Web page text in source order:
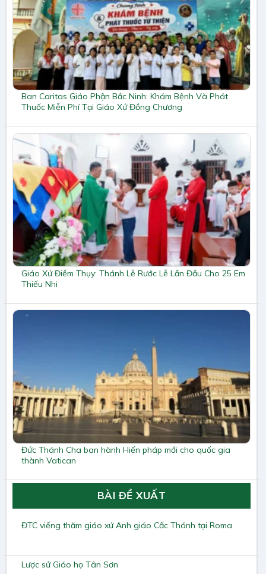
Ban Caritas Giáo Phận Bắc Ninh: Khám Bệnh Và Phát
Thuốc Miễn Phí Tại Giáo Xứ Đồng Chương
Giáo Xứ Điềm Thụy: Thánh Lễ Rước Lễ Lần Đầu Cho 25 Em
Thiếu Nhi
Đức Thánh Cha ban hành Hiến pháp mới cho quốc gia
thành Vatican
BÀI ĐỀ XUẤT
ĐTC viếng thăm giáo xứ Anh giáo Cấc Thánh tại Roma
Lược sử Giáo họ Tân Sơn